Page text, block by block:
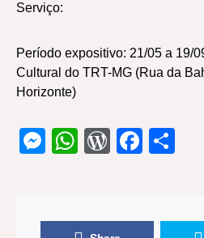
Serviço:
Período expositivo: 21/05 a 19/
Cultural do TRT-MG (Rua da
Horizonte)
Messenger
WhatsApp